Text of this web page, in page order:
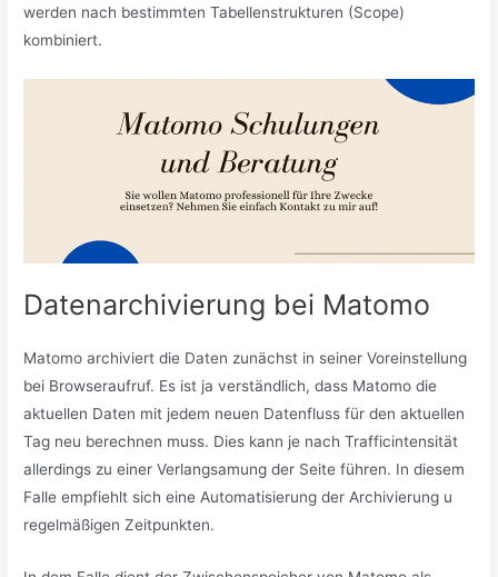
werden nach bestimmten Tabellenstrukturen (Scope)
kombiniert.
Datenarchivierung bei Matomo
Matomo archiviert die Daten zunächst in seiner Voreinstellung
bei Browseraufruf. Es ist ja verständlich, dass Matomo die
aktuellen Daten mit jedem neuen Datenfluss für den aktuellen
Tag neu berechnen muss. Dies kann je nach Trafficintensität
allerdings zu einer Verlangsamung der Seite führen. In diesem
Falle empfiehlt sich eine Automatisierung der Archivierung u
regelmäßigen Zeitpunkten.